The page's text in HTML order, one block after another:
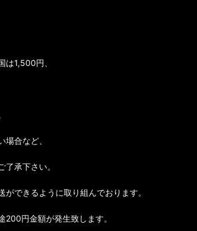
は1,500円、
合など、
承下さい。
できるように取り組んでおります。
200円金額が発生致します。